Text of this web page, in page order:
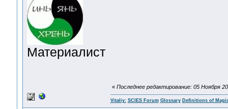
Материалист
« Последнее редактирование: 05 Ноября
Vitaliy: SCIES Forum Glossary Definitions of